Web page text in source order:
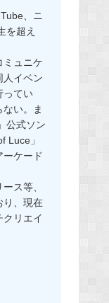
、ニ
を超え
ミュニケ
人イベン
ってい
い。ま
公式ソン
Luce」
ケード
ス等、
り、現在
リエイ